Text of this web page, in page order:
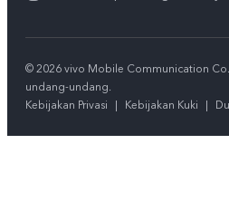
© 2026 vivo Mobile Communication
undang-undang.
Kebijakan Privasi
| Kebijakan Kuki |